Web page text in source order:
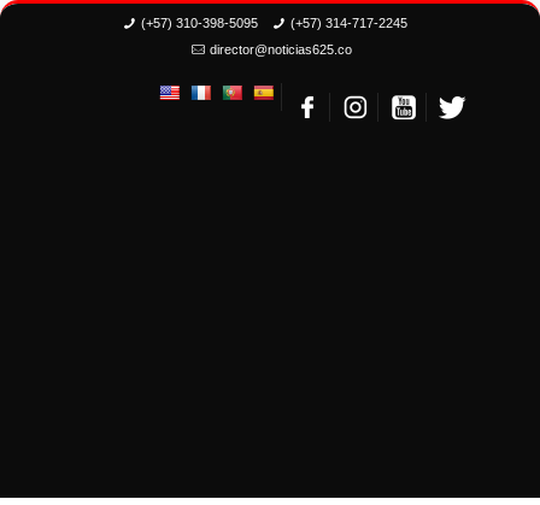
(+57) 310-398-5095
(+57) 314-717-2245
director@noticias625.co